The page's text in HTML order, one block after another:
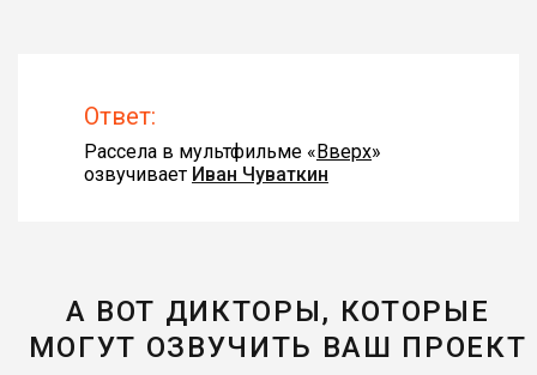
Ответ:
Рассела в мультфильме «Вверх»
озвучивает Иван Чуваткин
А ВОТ ДИКТОРЫ, КОТОРЫЕ
МОГУТ ОЗВУЧИТЬ ВАШ ПРОЕКТ